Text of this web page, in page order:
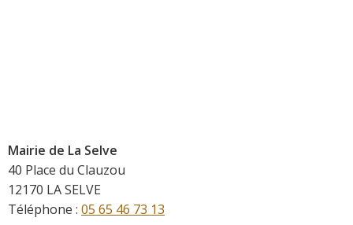
Mairie de La Selve
40 Place du Clauzou
12170 LA SELVE
Téléphone : 05 65 46 73 13